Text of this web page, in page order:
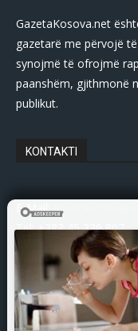
GazetaKosova.net
gazetarë me përvojë
synojmë të ofrojmë
paanshëm, gjithmonë
publikut.
KONTAKTI
E-Mail:
Tel: +383 45 339 807